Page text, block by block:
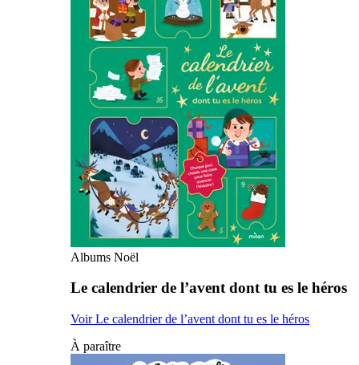
Albums Noël
Le calendrier de l’avent dont tu es le héros
Voir Le calendrier de l’avent dont tu es le héros
À paraître